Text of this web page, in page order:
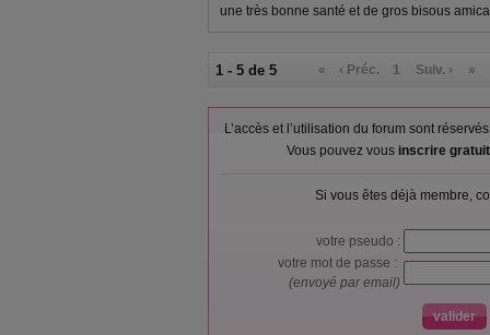
une très bonne santé et de gros bisous
1 - 5 de 5 « ‹ Préc. 1 Suiv. › »
L’accès et l’utilisation du forum sont
Vous pouvez vous inscrire
Si vous êtes déjà membre,
votre pseudo :
votre mot de passe :
(envoyé par email)